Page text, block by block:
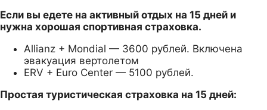
Если вы едете на активный отдых на 15 дней и
нужна хорошая спортивная страховка.
Allianz + Mondial — 3600 рублей. Включена
эвакуация вертолетом
ERV + Euro Center — 5100 рублей.
Простая туристическая страховка на 15 дней: